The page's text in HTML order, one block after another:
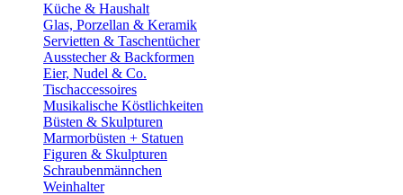
Küche & Haushalt
Glas, Porzellan & Keramik
Servietten & Taschentücher
Ausstecher & Backformen
Eier, Nudel & Co.
Tischaccessoires
Musikalische Köstlichkeiten
Büsten & Skulpturen
Marmorbüsten + Statuen
Figuren & Skulpturen
Schraubenmännchen
Weinhalter